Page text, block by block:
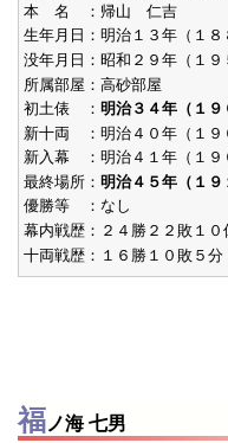
本 名 ：帰山 仁吉
生年月日：明治１３年（１８
没年月日：昭和２９年（１９
所属部屋：高砂部屋
初土俵 ：明治３４年（１９
新十両 ：明治４０年（１９
新入幕 ：明治４１年（１９
最終場所： 明治４５年（１９
優勝等 ：なし
幕内戦歴：２４勝２２敗１
十両戦歴：１６勝１０敗５
福 ノ海 七男